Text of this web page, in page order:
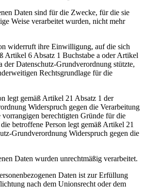
Daten sind für die Zwecke, für die sie
Weise verarbeitet wurden, nicht mehr
widerruft ihre Einwilligung, auf die sich
Artikel 6 Absatz 1 Buchstabe a oder Artikel
der Datenschutz-Grundverordnung stützte,
Rechtsgrundlage für die
legt gemäß Artikel 21 Absatz 1 der
Widerspruch gegen die Verarbeitung
vorrangigen berechtigten Gründe für die
betroffene Person legt gemäß Artikel 21
Grundverordnung Widerspruch gegen die
Daten wurden unrechtmäßig verarbeitet.
Daten ist zur Erfüllung
nach dem Unionsrecht oder dem